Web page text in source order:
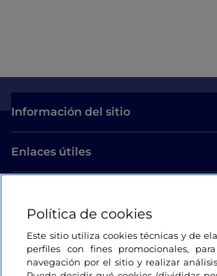
Información del sitio
Enlaces útiles
Estamos en contacto
Política de cookies
Este sitio utiliza cookies técnicas y de
perfiles con fines promocionales,
navegación por el sitio y realizar